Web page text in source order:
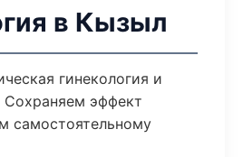
в Кызыл
гинекология и
эффект
самостоятельному